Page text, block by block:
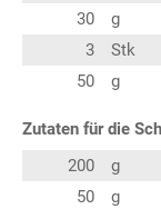
30
g
3
Stk
50
g
Zutaten für die
200
g
50
g